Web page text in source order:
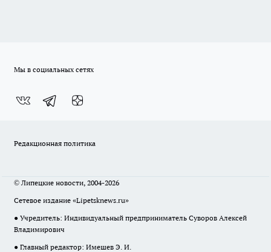
Мы в социальных сетях
Редакционная политика
© Липецкие новости, 2004-2026
Сетевое издание «Lipetsknews.ru»
● Учредитель: Индивидуальный предприниматель Суворов Алексей
Владимирович
● Главный редактор: Имешев Э. И.